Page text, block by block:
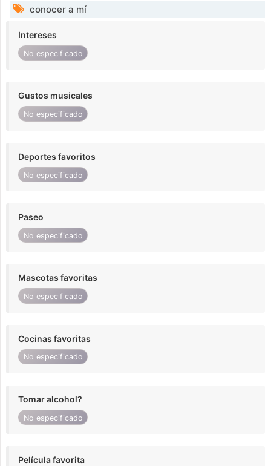
conocer a mí
Intereses
No especificado
Gustos musicales
No especificado
Deportes favoritos
No especificado
Paseo
No especificado
Mascotas favoritas
No especificado
Cocinas favoritas
No especificado
Tomar alcohol?
No especificado
Película favorita